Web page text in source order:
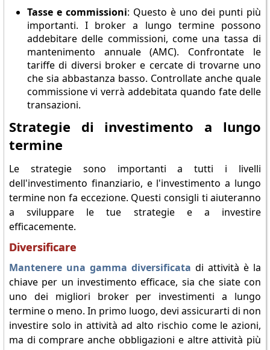
Tasse e commissioni: Questo è uno dei punti più
importanti. I broker a lungo termine possono
addebitare delle commissioni, come una tassa di
mantenimento annuale (AMC). Confrontate le
tariffe di diversi broker e cercate di trovarne uno
che sia abbastanza basso. Controllate anche quale
commissione vi verrà addebitata quando fate delle
transazioni.
Strategie di investimento a lungo
termine
Le strategie sono importanti a tutti i livelli
dell'investimento finanziario, e l'investimento a lungo
termine non fa eccezione. Questi consigli ti aiuteranno
a sviluppare le tue strategie e a investire
efficacemente.
Diversificare
Mantenere una gamma diversificata di attività è la
chiave per un investimento efficace, sia che siate con
uno dei migliori broker per investimenti a lungo
termine o meno. In primo luogo, devi assicurarti di non
investire solo in attività ad alto rischio come le azioni,
ma di comprare anche obbligazioni e altre attività più